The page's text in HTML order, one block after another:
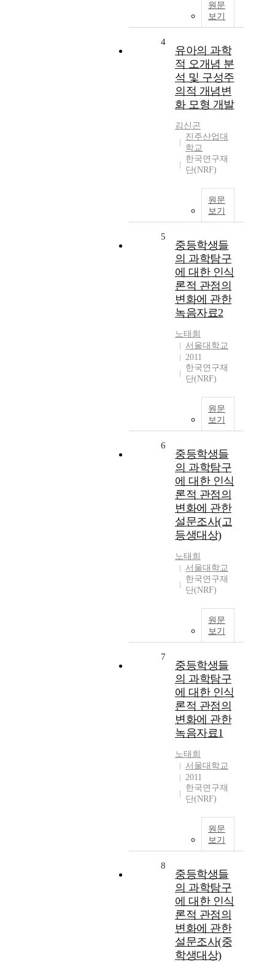
원문
보기
4
유아의 과학
적 오개념 분
석 및 구성주
의적 개념변
화 모형 개발
김신곤
진주산업대
학교
한국연구재
단(NRF)
원문
보기
5
중등학생들
의 과학탐구
에 대한 인식
론적 관점의
변화에 관한
녹음자료2
노태희
서울대학교
2011
한국연구재
단(NRF)
원문
보기
6
중등학생들
의 과학탐구
에 대한 인식
론적 관점의
변화에 관한
설문조사(고
등생대상)
노태희
서울대학교
한국연구재
단(NRF)
원문
보기
7
중등학생들
의 과학탐구
에 대한 인식
론적 관점의
변화에 관한
녹음자료1
노태희
서울대학교
2011
한국연구재
단(NRF)
원문
보기
8
중등학생들
의 과학탐구
에 대한 인식
론적 관점의
변화에 관한
설문조사(중
학생대상)